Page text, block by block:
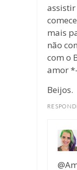
mais
não
com o
amor
Beijos.